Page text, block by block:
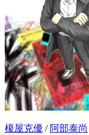
榎屋克優 / 阿部泰尚